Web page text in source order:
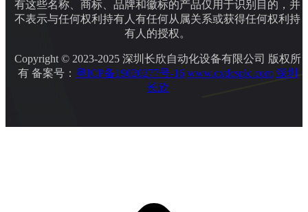
有这些名称、商标、品牌和徽标的产品仅用于识别目的，并
不表示与任何权利持有人有任何从属关系或获得任何权利持
有人的授权。
Copyright © 2023-2025 深圳长欣自动化设备有限公司 版权所
有 备案号： 粤ICP备19020277号-16 www.cxdcsplc.com 深圳
长欣